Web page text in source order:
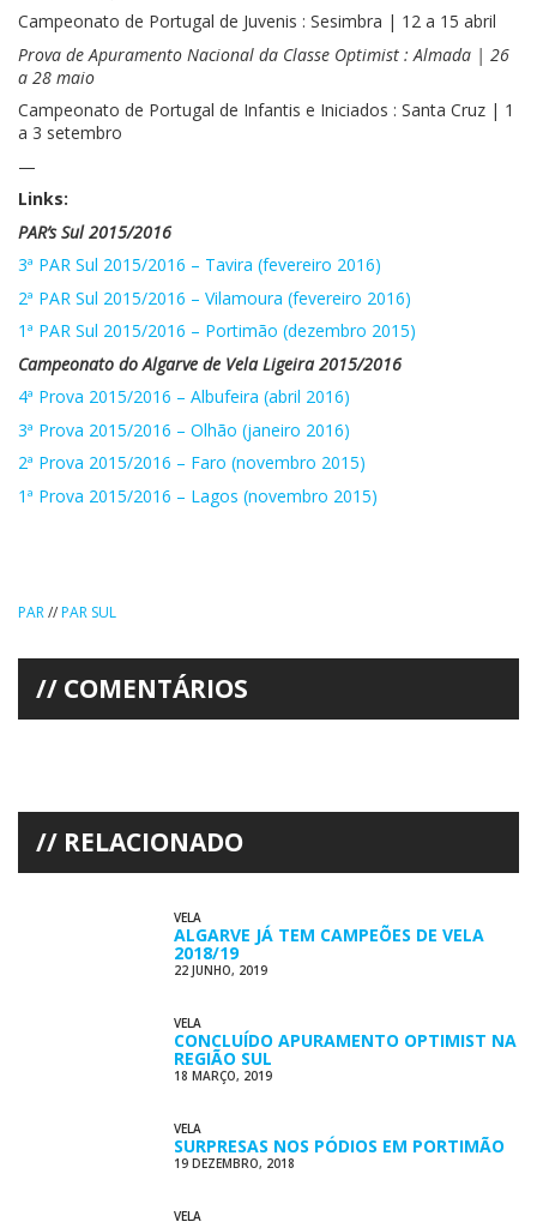
Campeonato de Portugal de Juvenis : Sesimbra | 12 a 15 abril
Prova de Apuramento Nacional da Classe Optimist : Almada | 26
a 28 maio
Campeonato de Portugal de Infantis e Iniciados : Santa Cruz | 1
a 3 setembro
—
Links:
PAR’s Sul 2015/2016
3ª PAR Sul 2015/2016 – Tavira (fevereiro 2016)
2ª PAR Sul 2015/2016 – Vilamoura (fevereiro 2016)
1ª PAR Sul 2015/2016 – Portimão (dezembro 2015)
Campeonato do Algarve de Vela Ligeira 2015/2016
4ª Prova 2015/2016 – Albufeira (abril 2016)
3ª Prova 2015/2016 – Olhão (janeiro 2016)
2ª Prova 2015/2016 – Faro (novembro 2015)
1ª Prova 2015/2016 – Lagos (novembro 2015)
PAR//PAR SUL
COMENTÁRIOS
RELACIONADO
VELA
ALGARVE JÁ TEM CAMPEÕES DE VELA
2018/19
22 JUNHO, 2019
VELA
CONCLUÍDO APURAMENTO OPTIMIST NA
REGIÃO SUL
18 MARÇO, 2019
VELA
SURPRESAS NOS PÓDIOS EM PORTIMÃO
19 DEZEMBRO, 2018
VELA